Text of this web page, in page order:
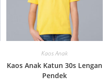
Kaos Anak
Kaos Anak Katun 30s Lengan
Pendek